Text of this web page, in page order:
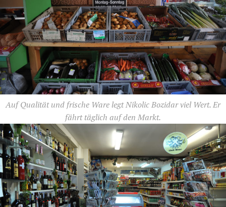
Auf Qualität und frische Ware legt Nikolic Bozidar viel Wert. Er
fährt täglich auf den Markt.